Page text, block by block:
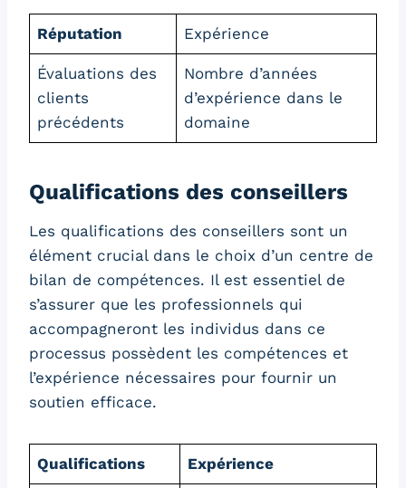
Réputation Expérience
Évaluations des
clients
précédents
Nombre d’années
d’expérience dans le
domaine
Qualifications des conseillers
Les qualifications des conseillers sont un
élément crucial dans le choix d’un centre de
bilan de compétences. Il est essentiel de
s’assurer que les professionnels qui
accompagneront les individus dans ce
processus possèdent les compétences et
l’expérience nécessaires pour fournir un
soutien efficace.
Qualifications Expérience